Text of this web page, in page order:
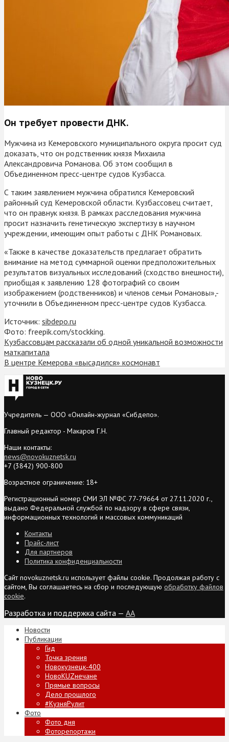
Он требует провести ДНК.
Мужчина из Кемеровского муниципального округа просит суд
доказать, что он родственник князя Михаила
Александровича Романова. Об этом сообщил в
Объединенном пресс-центре судов Кузбасса.
С таким заявлением мужчина обратился Кемеровский
районный суд Кемеровской области. Кузбассовец считает,
что он правнук князя. В рамках расследования мужчина
просит назначить генетическую экспертизу в научном
учреждении, имеющим опыт работы с ДНК Романовых.
«Также в качестве доказательств предлагает обратить
внимание на метод суммарной оценки предположительных
результатов визуальных исследований (сходство внешности),
приобщая к заявлению 128 фотографий со своим
изображением (родственников) и членов семьи Романовы»,-
уточнили в Объединенном пресс-центре судов Кузбасса.
Источник: sibdepo.ru
Фото: freepik.com/stockking.
Кузбассовцам рассказали об одной уникальной возможности
маткапитала
В центре Кемерова «высадился» космонавт
Учредитель — ООО «Онлайн-журнал «Сибдепо».
Главный редактор - Макаров Г.Н.
Наши контакты:
news@novokuznetsk.ru
+7 (3842) 900-800
Возрастное ограничение: 18+
Регистрационный номер СМИ ЭЛ №ФС 77-79664 от 27.11.2020 г.,
выдано Федеральной службой по надзору в сфере связи,
информационных технологий и массовых коммуникаций
Контакты
Прайс-лист
Для партнеров
Политика конфиденциальности
Сайт novokuznetsk.ru использует файлы cookie. Продолжая работу с
сайтом, Вы соглашаетесь на сбор и последующую обработку файлов
cookie.
Разработка и поддержка сайта — AA
Новости
Публикации
Гид
Точка зрения
Новокузнецк-400
НовоKUZнечане
Прямые вопросы
Дело прошлого
#КузняРулит
Фото
Фото дня
Фоторепортажи